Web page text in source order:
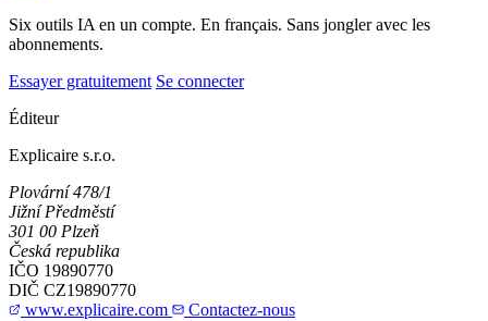
Six outils IA en un compte. En français. Sans jongler avec les
abonnements.
Essayer gratuitement Se connecter
Éditeur
Explicaire s.r.o.
Plovární 478/1
Jižní Předměstí
301 00 Plzeň
Česká republika
IČO 19890770
DIČ CZ19890770
www.explicaire.com
Contactez-nous